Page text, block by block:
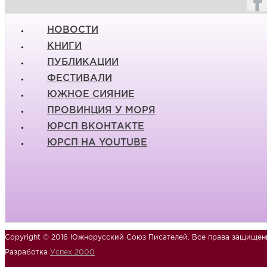
НОВОСТИ
КНИГИ
ПУБЛИКАЦИИ
ФЕСТИВАЛИ
ЮЖНОЕ СИЯНИЕ
ПРОВИНЦИЯ У МОРЯ
ЮРСП ВКОНТАКТЕ
ЮРСП НА YOUTUBE
Copyright © 2016 Южнорусский Союз Писателей. Все права
Разработка Успех 2000